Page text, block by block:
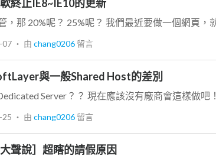
終止IE8~IE10的更新
07 ‧ 由 chang0206 留言
與一般Shared Host的差別
Server？？ 現在應該沒有廠商會這樣做吧！
25 ‧ 由 chang0206 留言
大聲說］超瞎的請假原因